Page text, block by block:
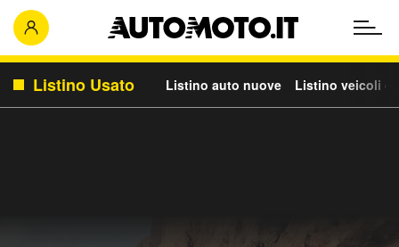
Listino Usato Listino auto nuove Listino veicoli